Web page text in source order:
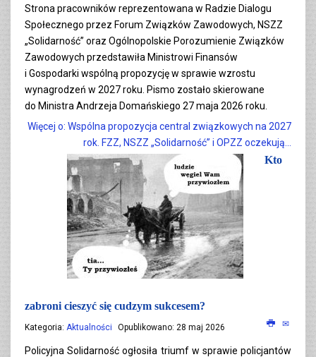
Strona pracowników reprezentowana w Radzie Dialogu
Społecznego przez Forum Związków Zawodowych, NSZZ
„Solidarność” oraz Ogólnopolskie Porozumienie Związków
Zawodowych przedstawiła Ministrowi Finansów
i Gospodarki wspólną propozycję w sprawie wzrostu
wynagrodzeń w 2027 roku. Pismo zostało skierowane
do Ministra Andrzeja Domańskiego 27 maja 2026 roku.
Więcej o: Wspólna propozycja central związkowych na 2027
rok. FZZ, NSZZ „Solidarność” i OPZZ oczekują...
Kto
zabroni cieszyć się cudzym sukcesem?
Kategoria: Aktualności Opublikowano: 28 maj 2026
Policyjna Solidarność ogłosiła triumf w sprawie policjantów